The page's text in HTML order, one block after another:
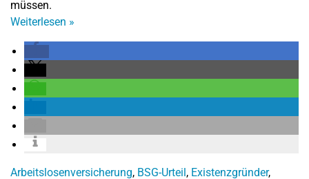
müssen.
Weiterlesen »
Arbeitslosenversicherung, BSG-Urteil, Existenzgründer,